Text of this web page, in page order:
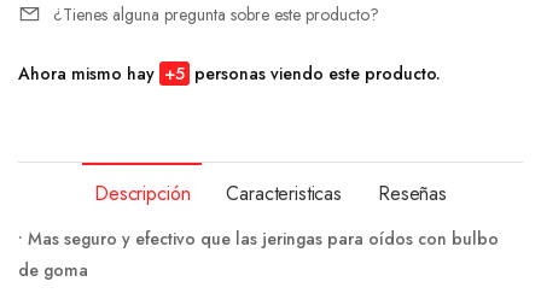
¿Tienes alguna pregunta sobre este producto?
Ahora mismo hay +5 personas viendo este producto.
Descripción Caracteristicas Reseñas
• Mas seguro y efectivo que las jeringas para oídos con bulbo
de goma